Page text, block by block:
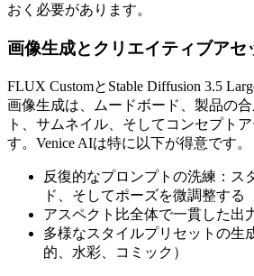
おく必要があります。
画像生成とクリエイティブアセ
FLUX CustomとStable Diffusion 3.5
画像生成は、ムードボード、製品の
ト、サムネイル、そしてコンセプト
す。Venice AIは特に以下が得意です。
反復的なプロンプトの洗練：ス
ド、そしてポーズを微調整する
アスペクト比全体で一貫した出
多様なスタイルプリセットの生
的、水彩、コミック）